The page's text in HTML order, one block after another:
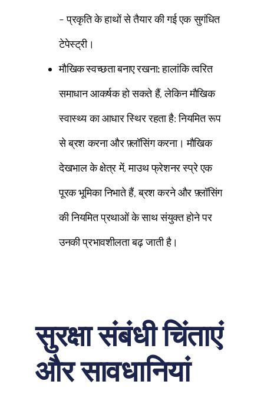
- प्रकृति के हाथों से तैयार की गई एक सुगंधित
टेपेस्ट्री।
मौखिक स्वच्छता बनाए रखना:हालांकि त्वरित
समाधान आकर्षक हो सकते हैं, लेकिन मौखिक
स्वास्थ्य का आधार स्थिर रहता है: नियमित रूप
से ब्रश करना और फ़्लॉसिंग करना। मौखिक
देखभाल के क्षेत्र में, माउथ फ्रेशनर स्प्रे एक
पूरक भूमिका निभाते हैं, ब्रश करने और फ़्लॉसिंग
की नियमित प्रथाओं के साथ संयुक्त होने पर
उनकी प्रभावशीलता बढ़ जाती है।
सुरक्षा संबंधी चिंताएं
और सावधानियां